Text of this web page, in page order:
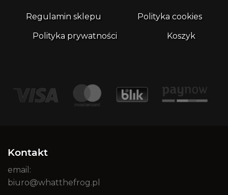
Regulamin sklepu Polityka cookies
Polityka prywatności Koszyk
Kontakt
email:
biuro@whatthefrog.pl